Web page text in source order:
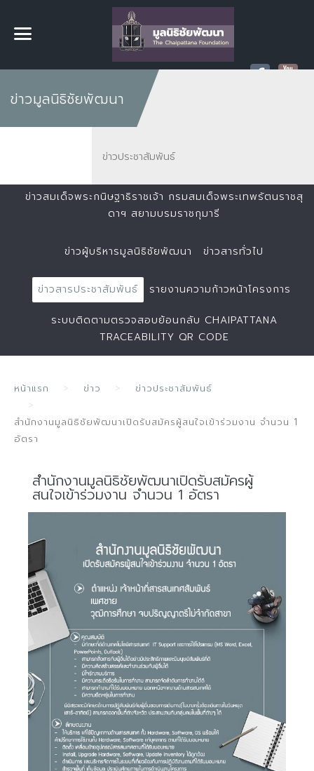
ข่าวมูลนิธิชัยพัฒนา
ข่าวประชาสัมพันธ์
ข่าวสมเด็จพระกนิษฐาธิราชเจ้า กรมสมเด็จพระเทพรัตนราชสุ
ดาฯ สยามบรมราชกุมารี
ข่าวผู้บริหารมูลนิธิชัยพัฒนา ข่าวสารทั่วไป
ข่าวสารประชาสัมพันธ์ รายงานความก้าวหน้าโครงการ
ระบบติดตามตรวจสอบย้อนกลับ CHAIPATTANA
TRACEABILITY QR CODE
หน้าแรก ข่าว ข่าวประชาสัมพันธ์
สำนักงานมูลนิธิชัยพัฒนาเปิดรับสมัครผู้สนใจเข้าร่วมงาน จำนวน 1
อัตรา
สำนักงานมูลนิธิชัยพัฒนาเปิดรับสมัครผู้
สนใจเข้าร่วมงาน จำนวน 1 อัตรา